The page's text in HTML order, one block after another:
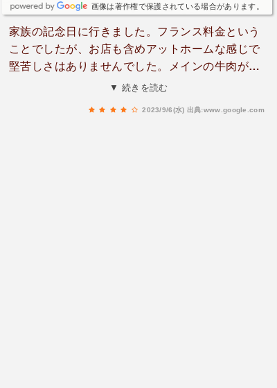
画像は著作権で保護されている場合があります。
家族の記念日に行きました。フランス料金という
ことでしたが、お店も含めアットホームな感じで
堅苦しさはありませんでした。メインの牛肉が県
内産が手に入ったということで、香ばしく、少し
▼ 続きを読む
2023/9/6(水) 出典:www.google.com